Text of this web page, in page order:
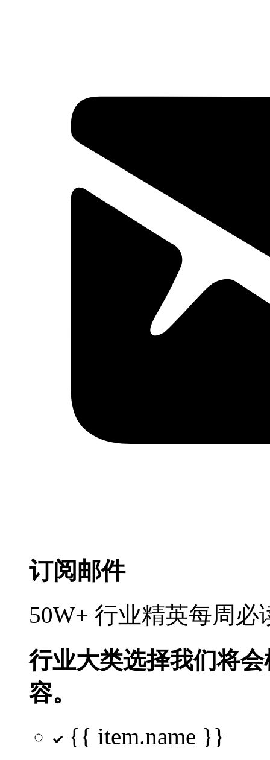
订阅邮件
50W+ 行业精英每周
行业大类选择我们将
容。
{{ item.name }}